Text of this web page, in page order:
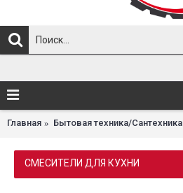
Главная Бытовая техника/Сантехника
СМЕСИТЕЛИ ДЛЯ КУХНИ